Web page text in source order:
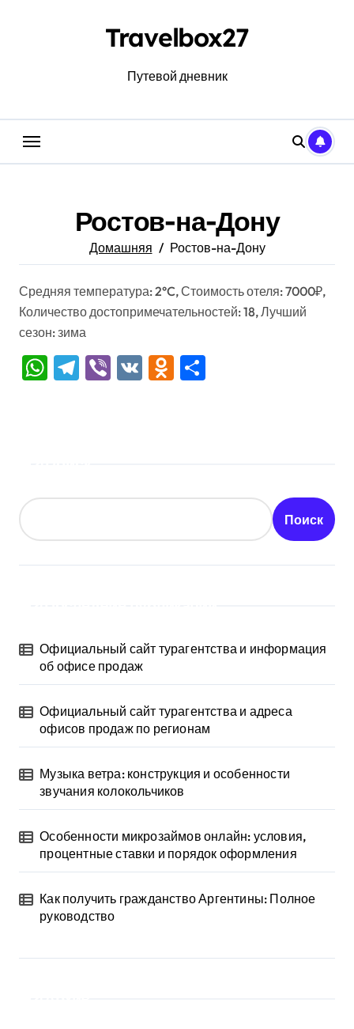
Travelbox27
Путевой дневник
Ростов-на-Дону
Домашняя Ростов-на-Дону
Средняя температура: 2°C, Стоимость отеля: 7000₽,
Количество достопримечательностей: 18, Лучший
сезон: зима
WhatsApp
Telegram
Viber
VK Odnoklassniki
Поиск
Официальный сайт турагентства и информация
об офисе продаж
Официальный сайт турагентства и адреса
офисов продаж по регионам
Музыка ветра: конструкция и особенности
звучания колокольчиков
Особенности микрозаймов онлайн: условия,
процентные ставки и порядок оформления
Как получить гражданство Аргентины: Полное
руководство